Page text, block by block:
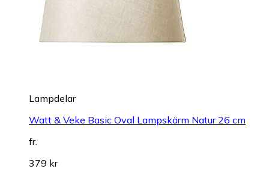
Lampdelar
Watt & Veke Basic Oval Lampskärm Natur 26 cm
fr.
379 kr